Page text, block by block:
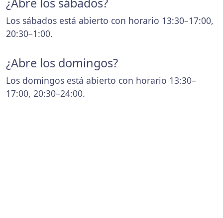
Los sábados está abierto con horario 13:30–17:00,
20:30–1:00.
¿Abre los domingos?
Los domingos está abierto con horario 13:30–
17:00, 20:30–24:00.